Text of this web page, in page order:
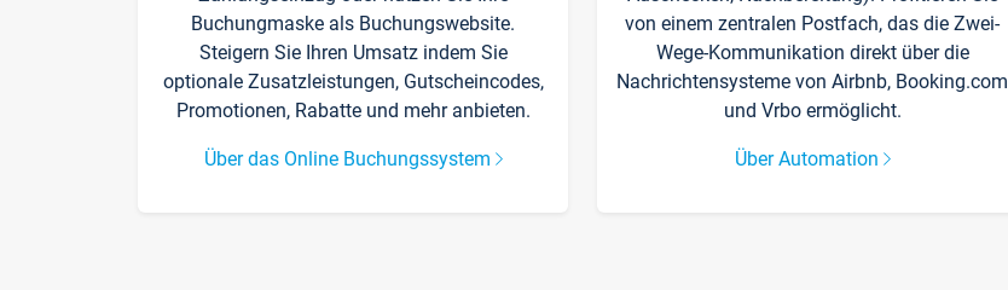
Buchungmaske als Buchungswebsite.
Steigern Sie Ihren Umsatz indem Sie
optionale Zusatzleistungen, Gutscheincodes,
Promotionen, Rabatte und mehr anbieten.
Über das Online Buchungssystem
von einem zentralen Postfach, das die Zwei-
Wege-Kommunikation direkt über die
Nachrichtensysteme von Airbnb, Booking.com
und Vrbo ermöglicht.
Über Automation